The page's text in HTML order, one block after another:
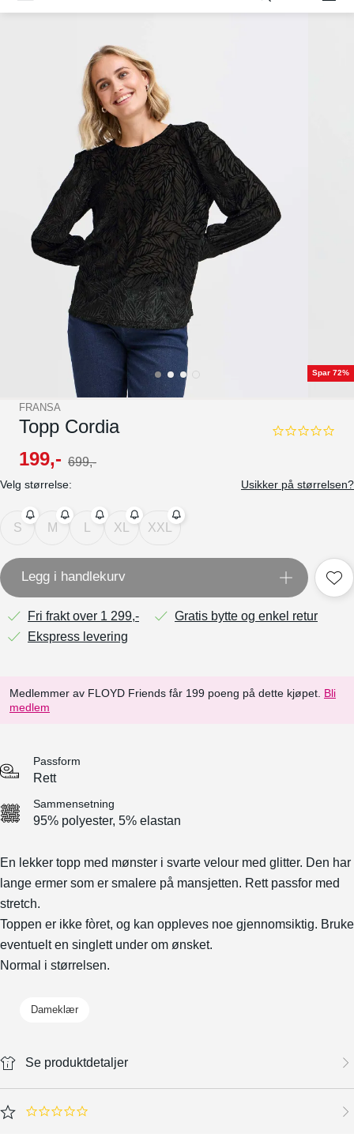
Spar 72%
FRANSA
Topp Cordia
0.0
199,- 699,-
Velg størrelse: Usikker på størrelsen?
S M XL XXL
Legg i handlekurv
Fri frakt over 1 299,-
Gratis bytte og enkel retur
Ekspress levering
Medlemmer av FLOYD Friends får 199 poeng på dette kjøpet. Bli
medlem
Passform
Rett
Sammensetning
95% polyester, 5% elastan
En lekker topp med mønster i svarte velour med glitter. Den har
lange ermer som er smalere på mansjetten. Rett passfor med
stretch.
Toppen er ikke fòret, og kan oppleves noe gjennomsiktig. Bruke
eventuelt en singlett under om ønsket.
Normal i størrelsen.
Dameklær
Se produktdetaljer
0.0 star rating